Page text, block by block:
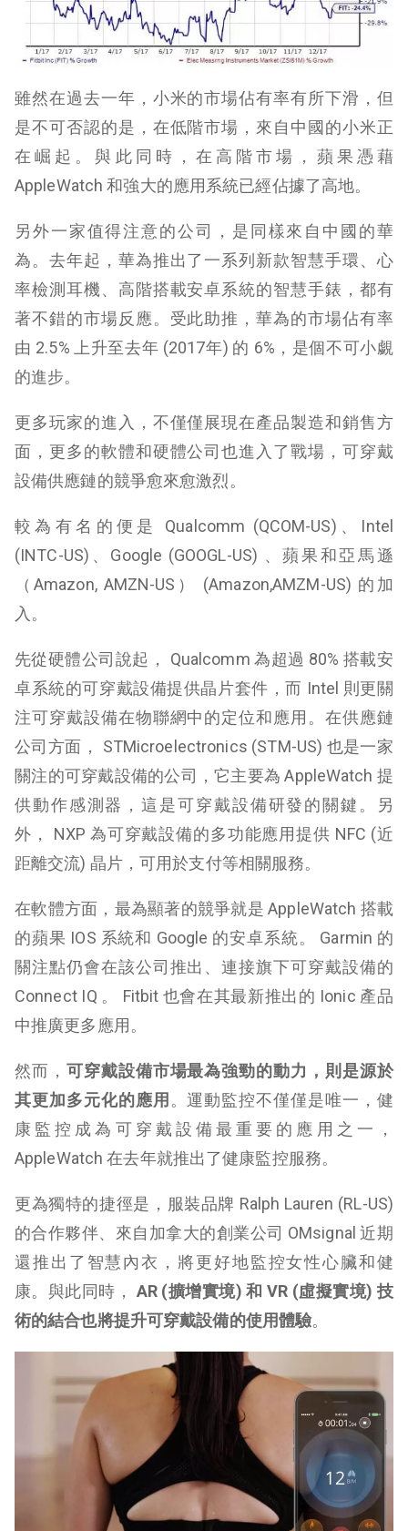
雖然在過去一年，小米的市場佔有率有所下滑，但
是不可否認的是，在低階市場，來自中國的小米正
在崛起。與此同時，在高階市場，蘋果憑藉
AppleWatch 和強大的應用系統已經佔據了高地。
另外一家值得注意的公司，是同樣來自中國的華
為。去年起，華為推出了一系列新款智慧手環、心
率檢測耳機、高階搭載安卓系統的智慧手錶，都有
著不錯的市場反應。受此助推，華為的市場佔有率
由 2.5% 上升至去年 (2017年) 的 6%，是個不可小覷
的進步。
更多玩家的進入，不僅僅展現在產品製造和銷售方
面，更多的軟體和硬體公司也進入了戰場，可穿戴
設備供應鏈的競爭愈來愈激烈。
較為有名的便是 Qualcomm (QCOM-US)、Intel
(INTC-US)、Google (GOOGL-US) 、蘋果和亞馬遜
（Amazon, AMZN-US） (Amazon,AMZM-US) 的加
入。
先從硬體公司說起， Qualcomm 為超過 80% 搭載安
卓系統的可穿戴設備提供晶片套件，而 Intel 則更關
注可穿戴設備在物聯網中的定位和應用。在供應鏈
公司方面， STMicroelectronics (STM-US) 也是一家
關注的可穿戴設備的公司，它主要為 AppleWatch 提
供動作感測器，這是可穿戴設備研發的關鍵。另
外， NXP 為可穿戴設備的多功能應用提供 NFC (近
距離交流) 晶片，可用於支付等相關服務。
在軟體方面，最為顯著的競爭就是 AppleWatch 搭載
的蘋果 IOS 系統和 Google 的安卓系統。 Garmin 的
關注點仍會在該公司推出、連接旗下可穿戴設備的
Connect IQ 。 Fitbit 也會在其最新推出的 Ionic 產品
中推廣更多應用。
然而， 可穿戴設備市場最為強勁的動力，則是源於
其更加多元化的應用。運動監控不僅僅是唯一，健
康監控成為可穿戴設備最重要的應用之一，
AppleWatch 在去年就推出了健康監控服務。
更為獨特的捷徑是，服裝品牌 Ralph Lauren (RL-US)
的合作夥伴、來自加拿大的創業公司 OMsignal 近期
還推出了智慧內衣，將更好地監控女性心臟和健
康。與此同時， AR (擴增實境) 和 VR (虛擬實境) 技
術的結合也將提升可穿戴設備的使用體驗。